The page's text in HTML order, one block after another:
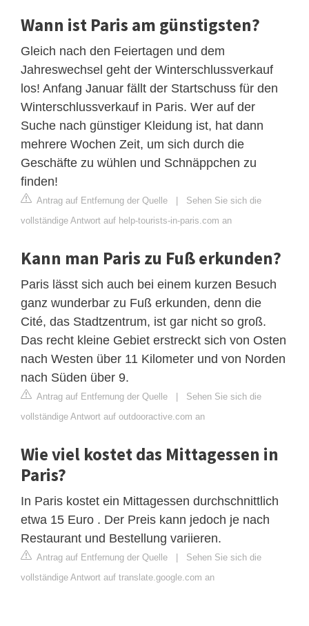
Wann ist Paris am günstigsten?
Gleich nach den Feiertagen und dem
Jahreswechsel geht der Winterschlussverkauf
los! Anfang Januar fällt der Startschuss für den
Winterschlussverkauf in Paris. Wer auf der
Suche nach günstiger Kleidung ist, hat dann
mehrere Wochen Zeit, um sich durch die
Geschäfte zu wühlen und Schnäppchen zu
finden!
Antrag auf Entfernung der Quelle | Sehen Sie sich die
vollständige Antwort auf help-tourists-in-paris.com an
Kann man Paris zu Fuß erkunden?
Paris lässt sich auch bei einem kurzen Besuch
ganz wunderbar zu Fuß erkunden, denn die
Cité, das Stadtzentrum, ist gar nicht so groß.
Das recht kleine Gebiet erstreckt sich von Osten
nach Westen über 11 Kilometer und von Norden
nach Süden über 9.
Antrag auf Entfernung der Quelle | Sehen Sie sich die
vollständige Antwort auf outdooractive.com an
Wie viel kostet das Mittagessen in
Paris?
In Paris kostet ein Mittagessen durchschnittlich
etwa 15 Euro . Der Preis kann jedoch je nach
Restaurant und Bestellung variieren.
Antrag auf Entfernung der Quelle | Sehen Sie sich die
vollständige Antwort auf translate.google.com an